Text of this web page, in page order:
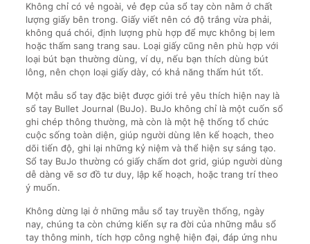
Không chỉ có vẻ ngoài, vẻ đẹp của sổ tay còn nằm ở chất
lượng giấy bên trong. Giấy viết nên có độ trắng vừa phải,
không quá chói, định lượng phù hợp để mực không bị lem
hoặc thấm sang trang sau. Loại giấy cũng nên phù hợp với
loại bút bạn thường dùng, ví dụ, nếu bạn thích dùng bút
lông, nên chọn loại giấy dày, có khả năng thấm hút tốt.
Một mẫu sổ tay đặc biệt được giới trẻ yêu thích hiện nay là
sổ tay Bullet Journal (BuJo). BuJo không chỉ là một cuốn sổ
ghi chép thông thường, mà còn là một hệ thống tổ chức
cuộc sống toàn diện, giúp người dùng lên kế hoạch, theo
dõi tiến độ, ghi lại những kỷ niệm và thể hiện sự sáng tạo.
Sổ tay BuJo thường có giấy chấm dot grid, giúp người dùng
dễ dàng vẽ sơ đồ tư duy, lập kế hoạch, hoặc trang trí theo
ý muốn.
Không dừng lại ở những mẫu sổ tay truyền thống, ngày
nay, chúng ta còn chứng kiến sự ra đời của những mẫu sổ
tay thông minh, tích hợp công nghệ hiện đại, đáp ứng nhu